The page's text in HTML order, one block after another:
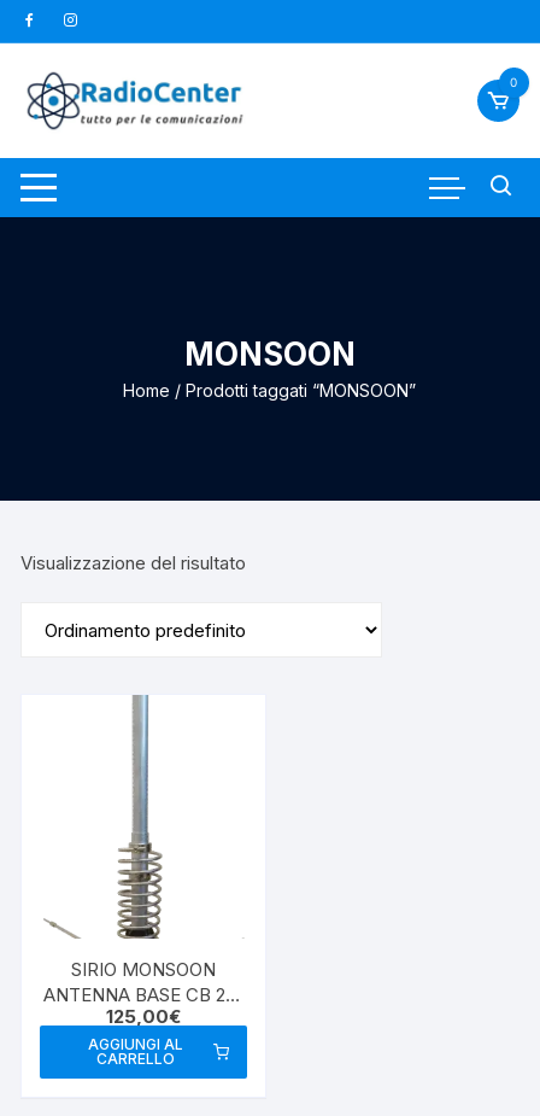
al
contenuto
0
MONSOON
Home / Prodotti taggati “MONSOON”
Visualizzazione del risultato
SIRIO MONSOON
ANTENNA BASE CB 26-
30MHZ
125,00€
AGGIUNGI AL
CARRELLO